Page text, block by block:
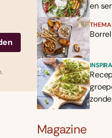
en
THEMA
Magazine